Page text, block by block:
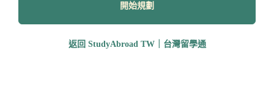
開始規劃
返回 StudyAbroad TW｜台灣留學通